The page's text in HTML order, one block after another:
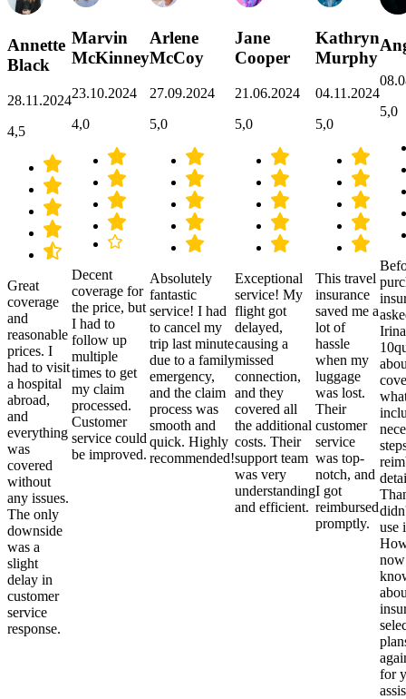
Annette
Black
28.11.2024
4,5
Great
coverage
and
reasonable
prices. I
had to visit
a hospital
abroad,
and
everything
was
covered
without
any issues.
The only
downside
was a
slight
delay in
customer
service
response.
Marvin
McKinney
23.10.2024
4,0
Decent
coverage for
the price, but
I had to
follow up
multiple
times to get
my claim
processed.
Customer
service could
be improved.
Arlene
McCoy
27.09.2024
5,0
Absolutely
fantastic
service! I had
to cancel my
trip last minute
due to a family
emergency,
and the claim
process was
smooth and
quick. Highly
recommended!
Jane
Cooper
21.06.2024
5,0
Exceptional
service! My
flight got
delayed,
causing a
missed
connection,
and they
covered all
the additional
costs. Their
support team
was very
understanding
and efficient.
Kathryn
Murphy
04.11.2024
5,0
This travel
insurance
saved me a
lot of
hassle
when my
luggage
was lost.
Their
customer
service
was top-
notch, and
I got
reimbursed
promptly.
5,0
use
for